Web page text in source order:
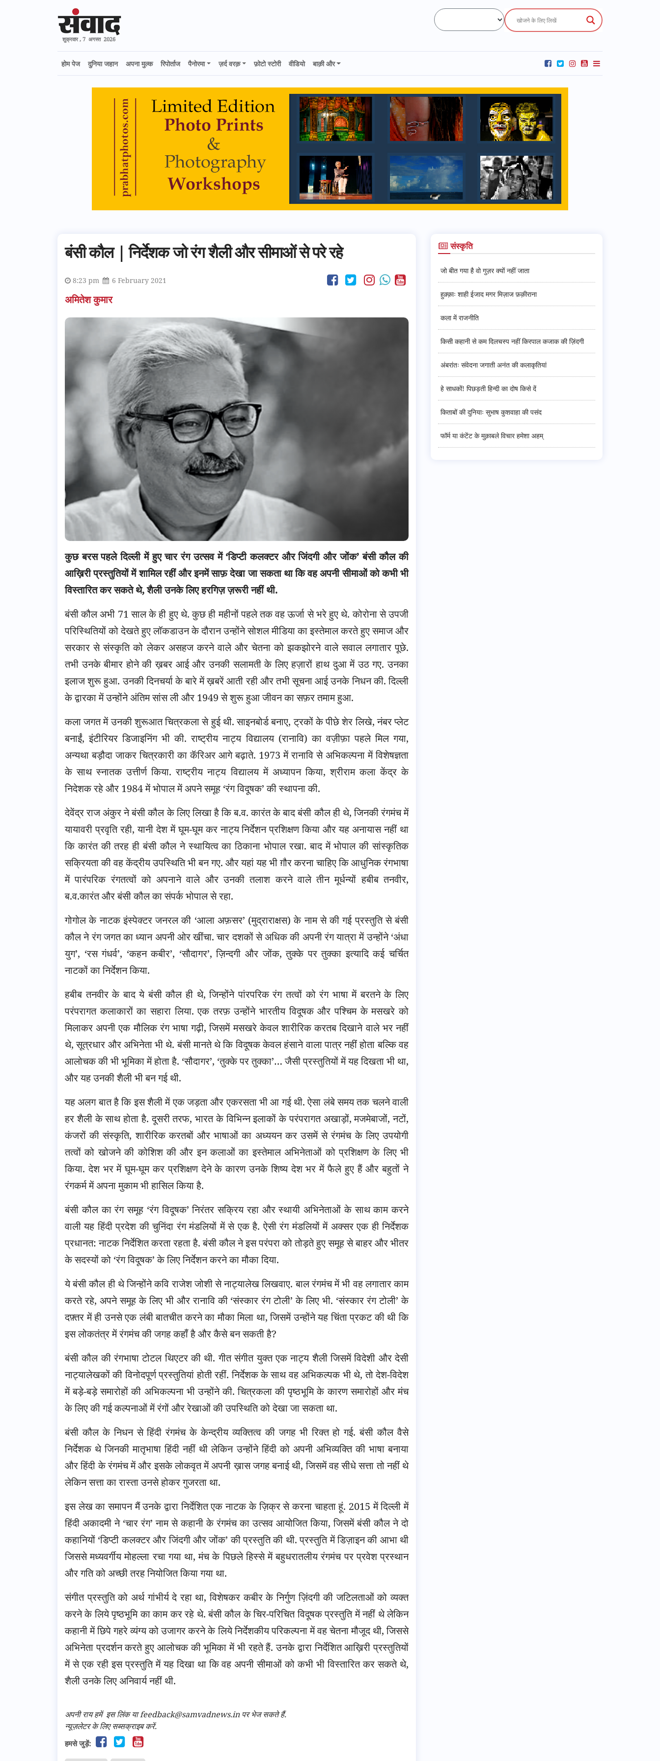
शुक्रवार , 7 अगस्त 2026
होम पेज दुनिया जहान अपना मुल्क रिपोर्ताज पैनोरमा ज़र्द वरक़ फ़ोटो स्टोरी वीडियो बाक़ी और
बंसी कौल | निर्देशक जो रंग शैली और सीमाओं से परे रहे
8:23 pm 6 February 2021
अमितेश कुमार
कुछ बरस पहले दिल्ली में हुए चार रंग उत्सव में ‘डिप्टी कलक्टर और जिंदगी और जोंक’ बंसी कौल की
आख़िरी प्रस्तुतियों में शामिल रहीं और इनमें साफ़ देखा जा सकता था कि वह अपनी सीमाओं को कभी भी
विस्तारित कर सकते थे, शैली उनके लिए हरगिज़ ज़रूरी नहीं थी.
बंसी कौल अभी 71 साल के ही हुए थे. कुछ ही महीनों पहले तक वह ऊर्जा से भरे हुए थे. कोरोना से उपजी
परिस्थितियों को देखते हुए लॉकडाउन के दौरान उन्होंने सोशल मीडिया का इस्तेमाल करते हुए समाज और
सरकार से संस्कृति को लेकर असहज करने वाले और चेतना को झकझोरने वाले सवाल लगातार पूछे.
तभी उनके बीमार होने की ख़बर आई और उनकी सलामती के लिए हज़ारों हाथ दुआ में उठ गए. उनका
इलाज शुरू हुआ. उनकी दिनचर्या के बारे में ख़बरें आती रही और तभी सूचना आई उनके निधन की. दिल्ली
के द्वारका में उन्होंने अंतिम सांस ली और 1949 से शुरू हुआ जीवन का सफ़र तमाम हुआ.
कला जगत में उनकी शुरूआत चित्रकला से हुई थी. साइनबोर्ड बनाए, ट्रकों के पीछे शेर लिखे, नंबर प्लेट
बनाईं, इंटीरियर डिजाइनिंग भी की. राष्ट्रीय नाट्य विद्यालय (रानावि) का वज़ीफ़ा पहले मिल गया,
अन्यथा बड़ौदा जाकर चित्रकारी का कॅरिअर आगे बढ़ाते. 1973 में रानावि से अभिकल्पना में विशेषज्ञता
के साथ स्नातक उत्तीर्ण किया. राष्ट्रीय नाट्य विद्यालय में अध्यापन किया, श्रीराम कला केंद्र के
निदेशक रहे और 1984 में भोपाल में अपने समूह ‘रंग विदूषक’ की स्थापना की.
देवेंद्र राज अंकुर ने बंसी कौल के लिए लिखा है कि ब.व. कारंत के बाद बंसी कौल ही थे, जिनकी रंगमंच में
यायावरी प्रवृति रही, यानी देश में घूम-घूम कर नाट्य निर्देशन प्रशिक्षण किया और यह अनायास नहीं था
कि कारंत की तरह ही बंसी कौल ने स्थायित्व का ठिकाना भोपाल रखा. बाद में भोपाल की सांस्कृतिक
सक्रियता की वह केंद्रीय उपस्थिति भी बन गए. और यहां यह भी ग़ौर करना चाहिए कि आधुनिक रंगभाषा
में पारंपरिक रंगतत्वों को अपनाने वाले और उनकी तलाश करने वाले तीन मूर्धन्यों हबीब तनवीर,
ब.व.कारंत और बंसी कौल का संपर्क भोपाल से रहा.
गोगोल के नाटक इंस्पेक्टर जनरल की ‘आला अफ़सर’ (मुद्राराक्षस) के नाम से की गई प्रस्तुति से बंसी
कौल ने रंग जगत का ध्यान अपनी ओर खींचा. चार दशकों से अधिक की अपनी रंग यात्रा में उन्होंने ‘अंधा
युग’, ‘रस गंधर्व’, ‘कहन कबीर’, ‘सौदागर’, ज़िन्दगी और जोंक, तुक्के पर तुक्का इत्यादि कई चर्चित
नाटकों का निर्देशन किया.
हबीब तनवीर के बाद ये बंसी कौल ही थे, जिन्होंने पांरपरिक रंग तत्वों को रंग भाषा में बरतने के लिए
परंपरागत कलाकारों का सहारा लिया. एक तरफ़ उन्होंने भारतीय विदूषक और पश्चिम के मसखरे को
मिलाकर अपनी एक मौलिक रंग भाषा गढ़ी, जिसमें मसखरे केवल शारीरिक करतब दिखाने वाले भर नहीं
थे, सूत्रधार और अभिनेता भी थे. बंसी मानते थे कि विदूषक केवल हंसाने वाला पात्र नहीं होता बल्कि वह
आलोचक की भी भूमिका में होता है. ‘सौदागर’, ‘तुक्के पर तुक्का’… जैसी प्रस्तुतियों में यह दिखता भी था,
और यह उनकी शैली भी बन गई थी.
यह अलग बात है कि इस शैली में एक जड़ता और एकरसता भी आ गई थी. ऐसा लंबे समय तक चलने वाली
हर शैली के साथ होता है. दूसरी तरफ, भारत के विभिन्न इलाकों के परंपरागत अखाड़ों, मजमेबाजों, नटों,
कंजरों की संस्कृति, शारीरिक करतबों और भाषाओं का अध्ययन कर उसमें से रंगमंच के लिए उपयोगी
तत्वों को खोजने की कोशिश की और इन कलाओं का इस्तेमाल अभिनेताओं को प्रशिक्षण के लिए भी
किया. देश भर में घूम-घूम कर प्रशिक्षण देने के कारण उनके शिष्य देश भर में फैले हुए हैं और बहुतों ने
रंगकर्म में अपना मुकाम भी हासिल किया है.
बंसी कौल का रंग समूह ‘रंग विदूषक’ निरंतर सक्रिय रहा और स्थायी अभिनेताओं के साथ काम करने
वाली यह हिंदी प्रदेश की चुनिंदा रंग मंडलियों में से एक है. ऐसी रंग मंडलियों में अक्सर एक ही निर्देशक
प्रधानत: नाटक निर्देशित करता रहता है. बंसी कौल ने इस परंपरा को तोड़ते हुए समूह से बाहर और भीतर
के सदस्यों को ‘रंग विदूषक’ के लिए निर्देशन करने का मौका दिया.
ये बंसी कौल ही थे जिन्होंने कवि राजेश जोशी से नाट्यालेख लिखवाए. बाल रंगमंच में भी वह लगातार काम
करते रहे, अपने समूह के लिए भी और रानावि की ‘संस्कार रंग टोली’ के लिए भी. ‘संस्कार रंग टोली’ के
दफ़्तर में ही उनसे एक लंबी बातचीत करने का मौका मिला था, जिसमें उन्होंने यह चिंता प्रकट की थी कि
इस लोकतंत्र में रंगमंच की जगह कहाँ है और कैसे बन सकती है?
बंसी कौल की रंगभाषा टोटल थिएटर की थी. गीत संगीत युक्त एक नाट्य शैली जिसमें विदेशी और देसी
नाट्यालेखकों की विनोदपूर्ण प्रस्तुतियां होती रहीं. निर्देशक के साथ वह अभिकल्पक भी थे, तो देश-विदेश
में बड़े-बड़े समारोहों की अभिकल्पना भी उन्होंने की. चित्रकला की पृष्ठभूमि के कारण समारोहों और मंच
के लिए की गई कल्पनाओं में रंगों और रेखाओं की उपस्थिति को देखा जा सकता था.
बंसी कौल के निधन से हिंदी रंगमंच के केन्द्रीय व्यक्तित्व की जगह भी रिक्त हो गई. बंसी कौल वैसे
निर्देशक थे जिनकी मातृभाषा हिंदी नहीं थी लेकिन उन्होंने हिंदी को अपनी अभिव्यक्ति की भाषा बनाया
और हिंदी के रंगमंच में और इसके लोकवृत में अपनी ख़ास जगह बनाई थी, जिसमें वह सीधे सत्ता तो नहीं थे
लेकिन सत्ता का रास्ता उनसे होकर गुजरता था.
इस लेख का समापन मैं उनके द्वारा निर्देशित एक नाटक के ज़िक्र से करना चाहता हूं. 2015 में दिल्ली में
हिंदी अकादमी ने ‘चार रंग’ नाम से कहानी के रंगमंच का उत्सव आयोजित किया, जिसमें बंसी कौल ने दो
कहानियों ‘डिप्टी कलक्टर और जिंदगी और जोंक’ की प्रस्तुति की थी. प्रस्तुति में डिज़ाइन की आभा थी
जिससे मध्यवर्गीय मोहल्ला रचा गया था, मंच के पिछले हिस्से में बहुधरातलीय रंगमंच पर प्रवेश प्रस्थान
और गति को अच्छी तरह नियोजित किया गया था.
संगीत प्रस्तुति को अर्थ गांभीर्य दे रहा था, विशेषकर कबीर के निर्गुण ज़िंदगी की जटिलताओं को व्यक्त
करने के लिये पृष्ठभूमि का काम कर रहे थे. बंसी कौल के चिर-परिचित विदूषक प्रस्तुति में नहीं थे लेकिन
कहानी में छिपे गहरे व्यंग्य को उजागर करने के लिये निर्देशकीय परिकल्पना में वह चेतना मौजूद थी, जिससे
अभिनेता प्रदर्शन करते हुए आलोचक की भूमिका में भी रहते हैं. उनके द्वारा निर्देशित आख़िरी प्रस्तुतियों
में से एक रही इस प्रस्तुति में यह दिखा था कि वह अपनी सीमाओं को कभी भी विस्तारित कर सकते थे,
शैली उनके लिए अनिवार्य नहीं थी.
अपनी राय हमें इस लिंकया feedback@samvadnews.in पर भेज सकते हैं.
न्यूज़लेटर के लिए सब्सक्राइब करें.
हमसे जुड़ें:
संस्कृति
जो बीत गया है वो गुज़र क्यों नहीं जाता
हुक़्क़ाः शाही ईजाद मगर मिज़ाज फ़क़ीराना
कला में राजनीति
किसी कहानी से कम दिलचस्प नहीं किरपाल कजाक की ज़िंदगी
अंबरांतः संवेदना जगाती अनंत की कलाकृतियां
हे साधकों! पिछड़ती हिन्दी का दोष किसे दें
किताबों की दुनियाः सुभाष कुशवाहा की पसंद
फॉर्म या कंटेंट के मुक़ाबले विचार हमेशा अहम्